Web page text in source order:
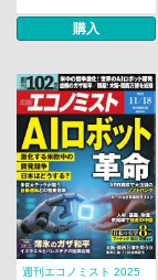
購入
週刊エコノミスト 2025